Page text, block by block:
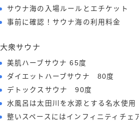
サウナ海の入場ルールとエチケット
事前に確認！サウナ海の利用料金
大衆サウナ
美肌ハーブサウナ 65度
ダイエットハーブサウナ 80度
デトックスサウナ 90度
水風呂は太田川を水源とする名水使用
整いスペースにはインフィニティチェ